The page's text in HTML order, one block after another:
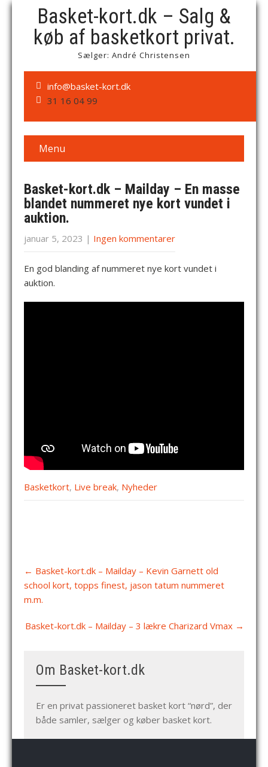
Basket-kort.dk – Salg &
køb af basketkort privat.
Sælger: André Christensen
info@basket-kort.dk
31 16 04 99
Menu
Basket-kort.dk – Mailday – En masse
blandet nummeret nye kort vundet i
auktion.
januar 5, 2023 | Ingen kommentarer
En god blanding af nummeret nye kort vundet i
auktion.
Basketkort, Live break, Nyheder
navigation
← Basket-kort.dk – Mailday – Kevin Garnett old
school kort, topps finest, jason tatum nummeret
m.m.
Basket-kort.dk – Mailday – 3 lækre Charizard Vmax →
Om Basket-kort.dk
Er en privat passioneret basket kort “nørd”, der
både samler, sælger og køber basket kort.